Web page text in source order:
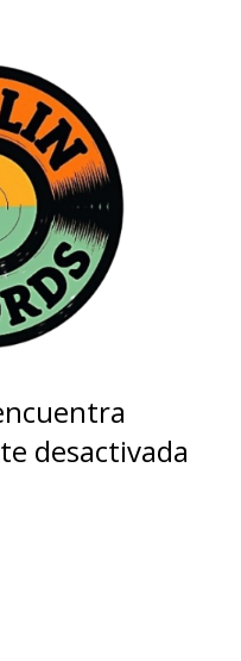
desactivada